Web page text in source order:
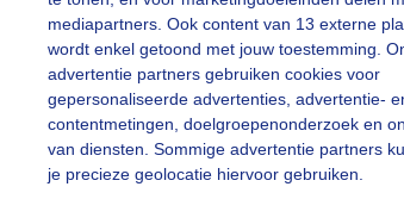
mediapartners. Ook content van 13 externe
wordt enkel getoond met jouw toestemming.
advertentie partners gebruiken cookies voor
gepersonaliseerde advertenties, advertentie-
contentmetingen, doelgroepenonderzoek en
van diensten. Sommige advertentie partners
je precieze geolocatie hiervoor gebruiken.
Primafietsweer
slideshow